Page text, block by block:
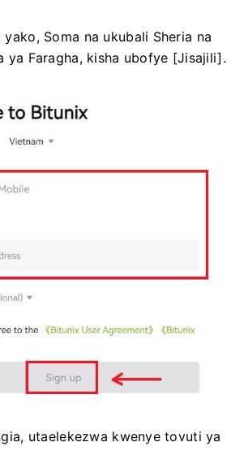
Soma na ukubali Sheria na
ya Faragha, kisha ubofye [Jisajili].
utaelekezwa kwenye tovuti ya